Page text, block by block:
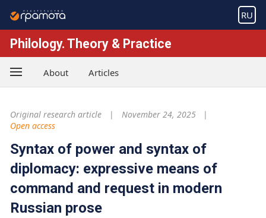
RU
Philology. Theory & Practice
About Articles
Original research article
November 24, 2025
Open access
Syntax of power and syntax of
diplomacy: expressive means of
command and request in modern
Russian prose